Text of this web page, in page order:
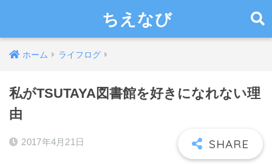
ちえなび
ホーム ライフログ
私がTSUTAYA図書館を好きになれない理
由
2017年4月21日